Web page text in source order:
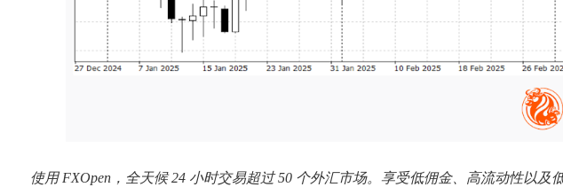
使用 FXOpen，全天候 24 小时交易超过 50 个外汇市场。享受低佣金、高流动性以及